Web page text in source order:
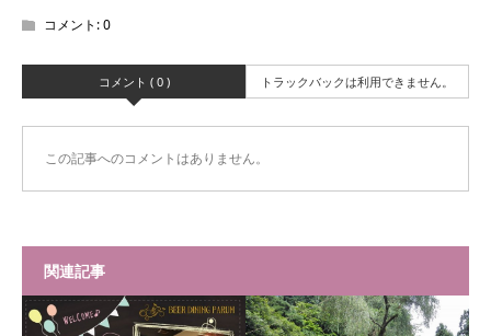
コメント:0
コメント ( 0 ) トラックバックは利用できません。
この記事へのコメントはありません。
関連記事